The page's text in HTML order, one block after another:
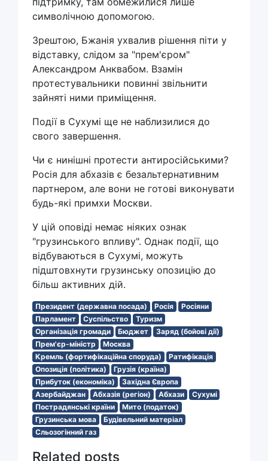
символічною допомогою.
Зрештою, Бжанія ухвалив рішення піти у
відставку, слідом за "прем'єром"
Александром Анквабом. Взамін
протестувальники повинні звільнити
зайняті ними приміщення.
Події в Сухумі ще не наблизилися до
свого завершення.
Чи є нинішні протести антиросійськими?
Росія для абхазів є безальтернативним
партнером, але вони не готові виконувати
будь-які примхи Москви.
У цій оповіді немає ніяких ознак
"грузинського впливу". Однак події, що
відбуваються в Сухумі, можуть
підштовхнути грузинську опозицію до
більш активних дій.
Президент (державна посада) Росія
Росіяни
Парламент
Суспільство
Туризм
Організація громади
Бюджет
Заряд (бойові дії)
Прем'єр-міністр
Москва
Кремль (фортифікаційна споруда)
Ратифікація
Опозиція (політика)
Грузія (країна)
Прибуток (економіка)
Західна Європа
Азербайджан
Абхазія (регіон) Абхази
Сухумі
Пострадянські країни
Мито (податок)
Грузинська мова
Будівельний матеріал
Сльозогінний газ
Related posts